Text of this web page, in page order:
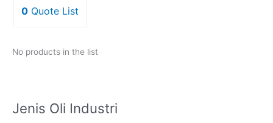
0 Quote List
No products in the list
Jenis Oli Industri